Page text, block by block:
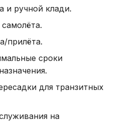
и ручной клади.
прилёта.
сроки
для транзитных
на